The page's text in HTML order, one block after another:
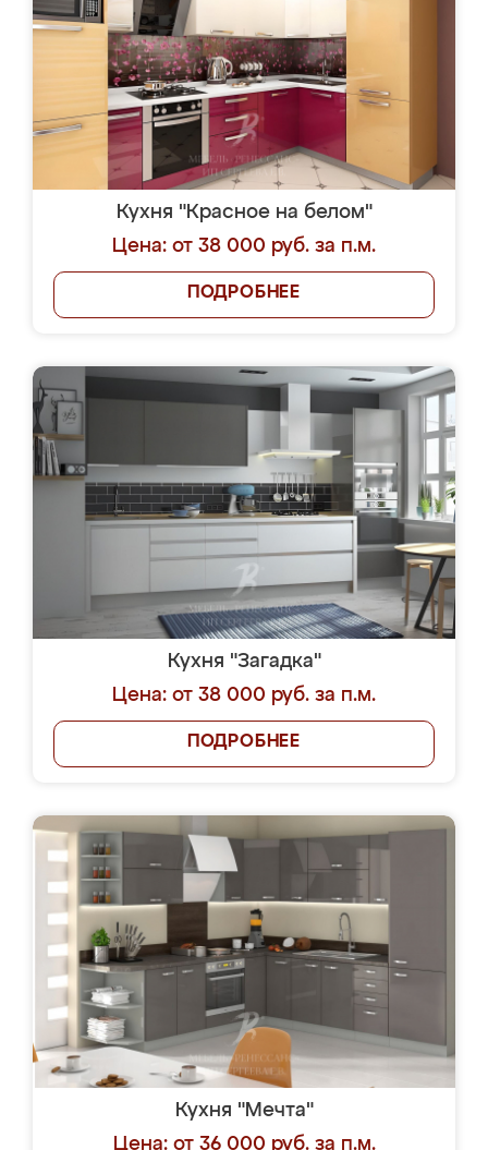
Кухня "Красное на белом"
Цена: от 38 000 руб. за п.м.
ПОДРОБНЕЕ
Кухня "Загадка"
Цена: от 38 000 руб. за п.м.
ПОДРОБНЕЕ
Кухня "Мечта"
Цена: от 36 000 руб. за п.м.